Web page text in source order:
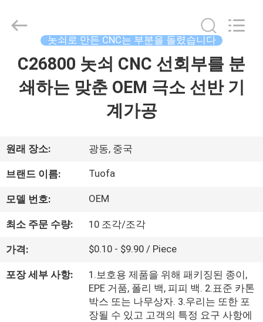
우
리
에
2021
Technology
놋쇠로 만든 CNC는 부분을 돌렸습니다
C26800 놋쇠 CNC 선회부를 분
쇄하는 맞춘 OEM 극소 선반 기
계가공
원래 장소: 광동, 중국
브랜드 이름: Tuofa
모델 번호: OEM
최소 주문 수량: 10 조각/조각
가격: $0.10 - $9.90 / Piece
포장 세부 사항:
1.보호용 제품을 위해 패키징된 종이,
EPE 거품, 폴리 백, 피피 백. 2.표준 카톤
박스 또는 나무상자. 3.우리는 또한 포
장될 수 있고 고객의 특정 요구 사항에